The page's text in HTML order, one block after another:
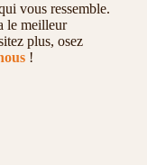
vous ressemble.
le meilleur
plus, osez
!